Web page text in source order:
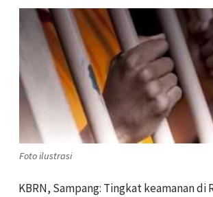
Foto ilustrasi
KBRN, Sampang: Tingkat keamanan di